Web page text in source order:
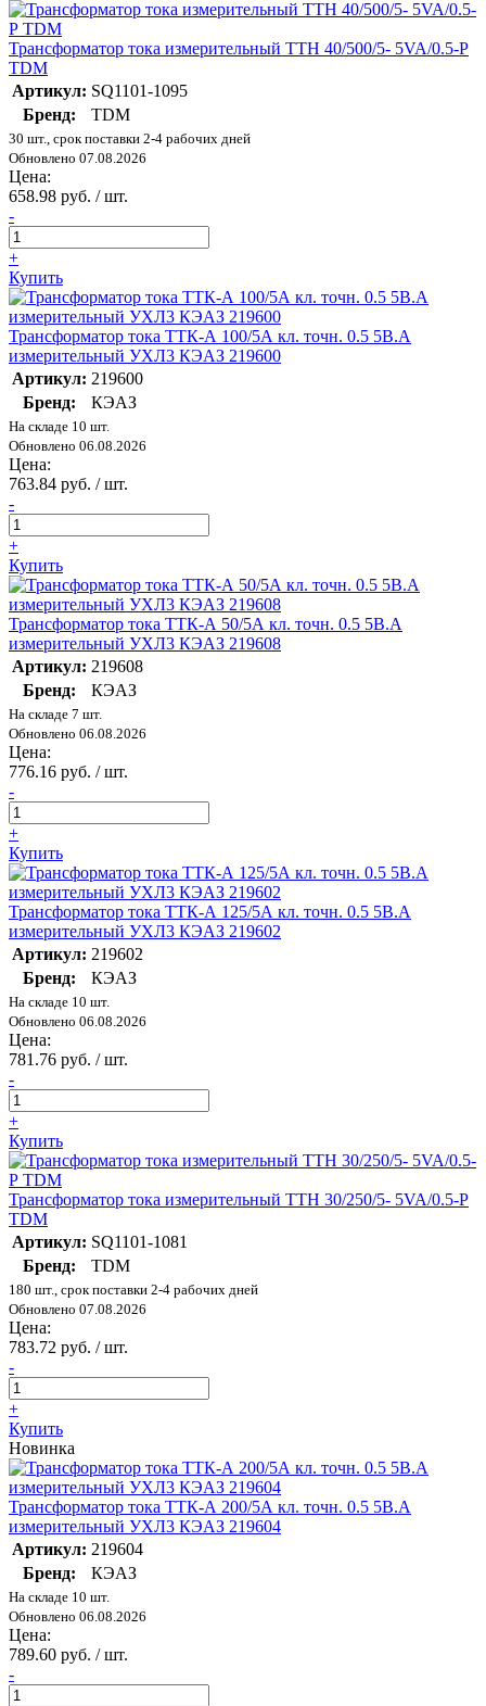
Трансформатор тока измерительный ТТН 40/500/5- 5VA/0.5-Р
TDM
Артикул: SQ1101-1095
Бренд:
TDM
30 шт., срок поставки 2-4 рабочих дней
Обновлено 07.08.2026
Цена:
658.98 руб. / шт.
-
+
Купить
Трансформатор тока ТТК-А 100/5А кл. точн. 0.5 5В.А
измерительный УХЛ3 КЭАЗ 219600
Артикул: 219600
Бренд:
КЭАЗ
На складе 10 шт.
Обновлено 06.08.2026
Цена:
763.84 руб. / шт.
-
+
Купить
Трансформатор тока ТТК-А 50/5А кл. точн. 0.5 5В.А
измерительный УХЛ3 КЭАЗ 219608
Артикул: 219608
Бренд:
КЭАЗ
На складе 7 шт.
Обновлено 06.08.2026
Цена:
776.16 руб. / шт.
-
+
Купить
Трансформатор тока ТТК-А 125/5А кл. точн. 0.5 5В.А
измерительный УХЛ3 КЭАЗ 219602
Артикул: 219602
Бренд:
КЭАЗ
На складе 10 шт.
Обновлено 06.08.2026
Цена:
781.76 руб. / шт.
-
+
Купить
Трансформатор тока измерительный ТТН 30/250/5- 5VA/0.5-Р
TDM
Артикул: SQ1101-1081
Бренд:
TDM
180 шт., срок поставки 2-4 рабочих дней
Обновлено 07.08.2026
Цена:
783.72 руб. / шт.
-
+
Купить
Новинка
Трансформатор тока ТТК-А 200/5А кл. точн. 0.5 5В.А
измерительный УХЛ3 КЭАЗ 219604
Артикул: 219604
Бренд:
КЭАЗ
На складе 10 шт.
Обновлено 06.08.2026
Цена:
789.60 руб. / шт.
-